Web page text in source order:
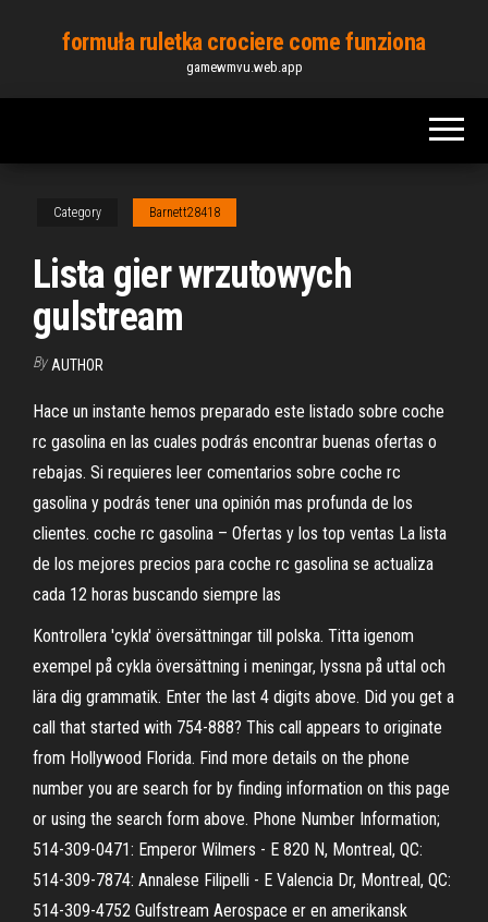
content
formuła ruletka crociere come funziona
gamewmvu.web.app
Category Barnett28418
Lista gier wrzutowych
gulstream
By AUTHOR
Hace un instante hemos preparado este listado sobre coche
rc gasolina en las cuales podrás encontrar buenas ofertas o
rebajas. Si requieres leer comentarios sobre coche rc
gasolina y podrás tener una opinión mas profunda de los
clientes. coche rc gasolina – Ofertas y los top ventas La lista
de los mejores precios para coche rc gasolina se actualiza
cada 12 horas buscando siempre las
Kontrollera 'cykla' översättningar till polska. Titta igenom
exempel på cykla översättning i meningar, lyssna på uttal och
lära dig grammatik. Enter the last 4 digits above. Did you get a
call that started with 754-888? This call appears to originate
from Hollywood Florida. Find more details on the phone
number you are search for by finding information on this page
or using the search form above. Phone Number Information;
514-309-0471: Emperor Wilmers - E 820 N, Montreal, QC:
514-309-7874: Annalese Filipelli - E Valencia Dr, Montreal, QC:
514-309-4752 Gulfstream Aerospace er en amerikansk